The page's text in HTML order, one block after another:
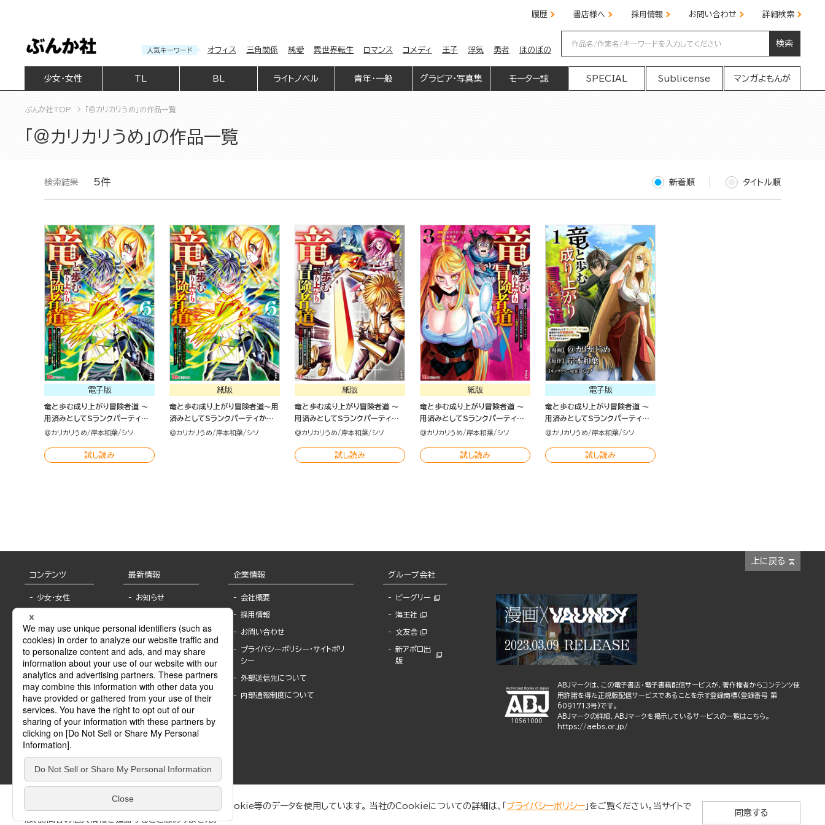
履歴 書店様へ 採用情報 お問い合わせ 詳細検索
人気キーワード オフィス 三角関係 純愛 異世界転生 ロマンス コメディ 王子 浮気 勇者 ほのぼの
検索
少女・女性 BL ライトノベル 青年・一般 グラビア・写真集 モーター誌 SPECIAL Sublicense マンガよもんが
ぶんか社TOP 「＠カリカリうめ」の作品一覧
「＠カリカリうめ」の作品一覧
検索結果 5件 新着順 タイトル順
電子版
竜と歩む成り上がり冒険者道 ～
用済みとしてSランクパーティか
ら追放された回復魔術師、捨てら
しまう～ コミック版 （6）
＠カリカリうめ 岸本和葉 シソ
試し読み
紙版
竜と歩む成り上がり冒険者道～用
済みとしてSランクパーティから
追放された回復魔術師、捨てられ
＠カリカリうめ 岸本和葉 シソ
紙版
竜と歩む成り上がり冒険者道 ～
用済みとしてSランクパーティか
ら追放された回復魔術師、捨てら
しまう～（4）
＠カリカリうめ 岸本和葉 シソ
試し読み
紙版
竜と歩む成り上がり冒険者道 ～
用済みとしてSランクパーティか
ら追放された回復魔術師、捨てら
しまう～ （3）
＠カリカリうめ 岸本和葉 シソ
試し読み
電子版
竜と歩む成り上がり冒険者道 ～
用済みとしてSランクパーティか
ら追放された回復魔術師、捨てら
しまう～ コミック版 （分冊版）
＠カリカリうめ 岸本和葉 シソ
試し読み
上に戻る
コンテンツ
少女・女性
BL
ライトノベル
青年・一般
グラビア・写真
モーター誌
SPECIAL
Sublicense
最新情報
お知らせ
報
書店様へ
海外ライセンシー
公式SNSアカウ
ント
作家一覧
Keyword list
Author list
企業情報
会社概要
採用情報
お問い合わせ
プライバシーポリシー・サイトポリ
シー
外部送信先について
内部通報制度について
グループ会社
ビーグリー
海王社
文友舎
新アポロ出
版
ABJマークは、この電子書店・電子書籍配信サービスが、著作権者からコンテンツ使
用許諾を得た正規版配信サービスであることを示す登録商標(登録番号 第
6091713号)です。
ABJマークの詳細、ABJマークを掲示しているサービスの一覧はこちら。
https://aebs.or.jp/
ぶんか社が運営するサイトでは、利便性向上のためにCookie等のデータを使用しています。 当社のCookieについての詳細は、「 プライバシーポリシー 」をご覧ください。当サイトで
は、訪問者の個人情報を追跡することはありません。
同意する